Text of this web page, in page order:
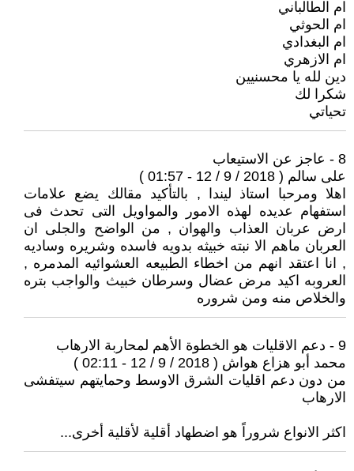
ام الطالباني
ام الحوثي
ام البغدادي
ام الازهري
دين لله يا محسنيين
شكرا لك
تحياتي
8 - عاجز عن الاستيعاب
على سالم ( 2018 / 9 / 12 - 01:57 )
اهلا ومرحبا استاذ ليندا , بالتأكيد مقالك يضع علامات
استفهام عديده لهذه الامور والمواويل التى تحدث فى
ارض عربان العذاب والهوان , من الواضح والجلى ان
العربان ماهم الا نبته خبيثه بدويه فاسده وشريره وساديه
, انا اعتقد انهم من اخطاء الطبيعه العشوائيه المدمره ,
العروبه اكيد مرض عضال وسرطان خبيث والواجب بتره
والخلاص منه ومن شروره
9 - دعم الاقليات هو الخطوة الأهم لمحاربة الارهاب
محمد أبو هزاع هواش ( 2018 / 9 / 12 - 02:11 )
من دون دعم اقليات الشرق الاوسط وحمايتهم سيتفشى
الارهاب
اكثر الانواع شروراً هو اضطهاد أقلية لأقلية أخرى...